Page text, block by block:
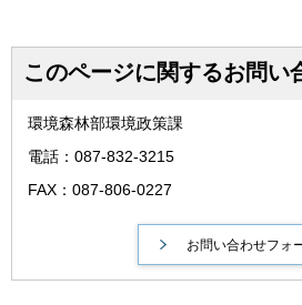
このページに関するお問い
環境森林部環境政策課
電話：087-832-3215
FAX：087-806-0227